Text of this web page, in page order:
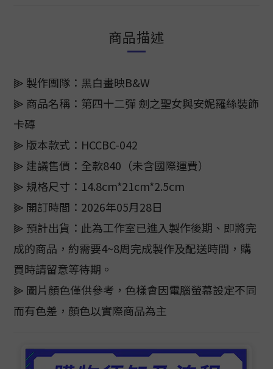
商品描述
⫸ 製作團隊：黑白畫映B&W
⫸ 商品名稱：第四十二彈 劍之聖女與安妮羅絲裝飾
卡磚
⫸ 版本款式：HCCBC-042
⫸ 建議售價：全款840（未含國際運費）
⫸ 規格尺寸：14.8cm*21cm*2.5cm
⫸ 開訂時間：2026年05月28日
⫸ 預計出貨：此為工作室已進入製作後期、即將完
成的商品，約需要4~8周完成製作及配送時間，購
買時請留意等待期。
⫸ 圖片顏色僅供參考，色樣會因電腦螢幕設定不同
而有色差，顏色以實際商品為主